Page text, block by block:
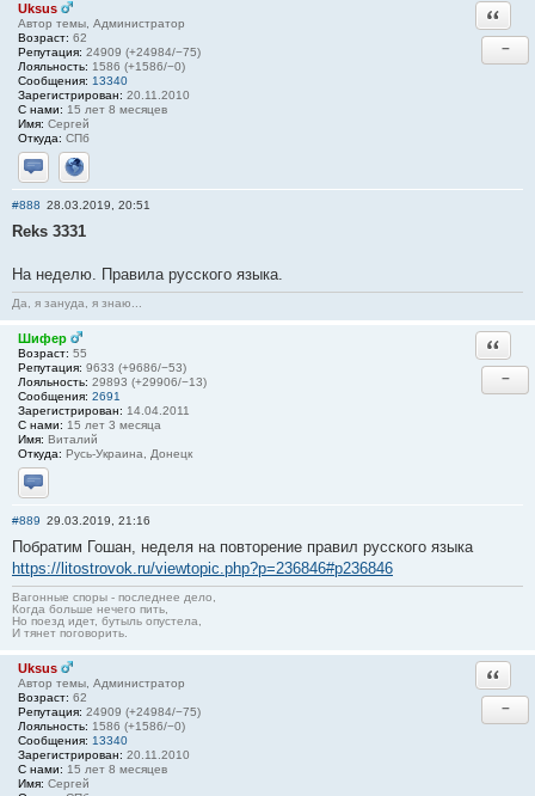
Uksus
Автор темы, Администратор
Возраст: 62
Репутация: 24909 (+24984/−75)
Лояльность: 1586 (+1586/−0)
Сообщения: 13340
Зарегистрирован: 20.11.2010
С нами: 15 лет 8 месяцев
Имя: Сергей
Откуда: СПб
Отправить личное сообщение
Сайт
−
#888 28.03.2019, 20:51
Reks 3331
На неделю. Правила русского языка.
Да, я зануда, я знаю...
Шифер
Возраст: 55
Репутация: 9633 (+9686/−53)
Лояльность: 29893 (+29906/−13)
Сообщения: 2691
Зарегистрирован: 14.04.2011
С нами: 15 лет 3 месяца
Имя: Виталий
Откуда: Русь-Украина, Донецк
Отправить личное сообщение
−
#889 29.03.2019, 21:16
Побратим Гошан, неделя на повторение правил русского языка
https://litostrovok.ru/viewtopic.php?p=236846#p236846
Вагонные споры - последнее дело,
Когда больше нечего пить,
Но поезд идет, бутыль опустела,
И тянет поговорить.
Uksus
Автор темы, Администратор
Возраст: 62
Репутация: 24909 (+24984/−75)
Лояльность: 1586 (+1586/−0)
Сообщения: 13340
Зарегистрирован: 20.11.2010
С нами: 15 лет 8 месяцев
Имя: Сергей
−